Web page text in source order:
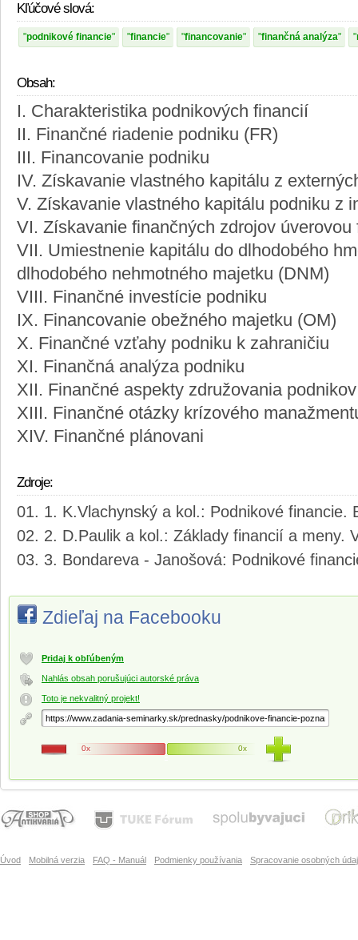
Kľúčové slová:
podnikové financie financie financovanie finančná analýza
Obsah:
I. Charakteristika podnikových financií
II. Finančné riadenie podniku (FR)
III. Financovanie podniku
IV. Získavanie vlastného kapitálu z
V. Získavanie vlastného kapitálu podniku z
VI. Získavanie finančných zdrojov úverovou
VII. Umiestnenie kapitálu do dlhodobého
dlhodobého nehmotného majetku (DNM)
VIII. Finančné investície podniku
IX. Financovanie obežného majetku (OM)
X. Finančné vzťahy podniku k zahraničiu
XI. Finančná analýza podniku
XII. Finančné aspekty združovania podnikov
XIII. Finančné otázky krízového
XIV. Finančné plánovani
Zdroje:
1. K.Vlachynský a kol.: Podnikové financie.
2. D.Paulik a kol.: Základy financií a meny.
3. Bondareva - Janošová: Podnikové
Zdieľaj na Facebooku
Pridaj k obľúbeným
Nahlás obsah porušujúci autorské práva
Toto je nekvalitný projekt!
0x 0x
Úvod Mobilná verzia FAQ - Manuál Podmienky používania Spracovanie osobných